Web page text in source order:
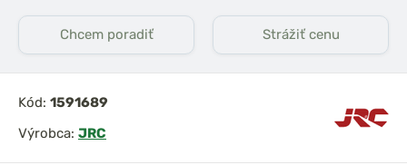
Chcem poradiť Strážiť cenu
Kód: 1591689
Výrobca: JRC